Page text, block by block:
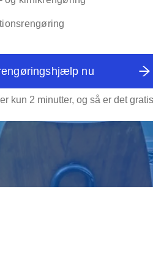
nu
kun 2 minutter, og så er det gratis